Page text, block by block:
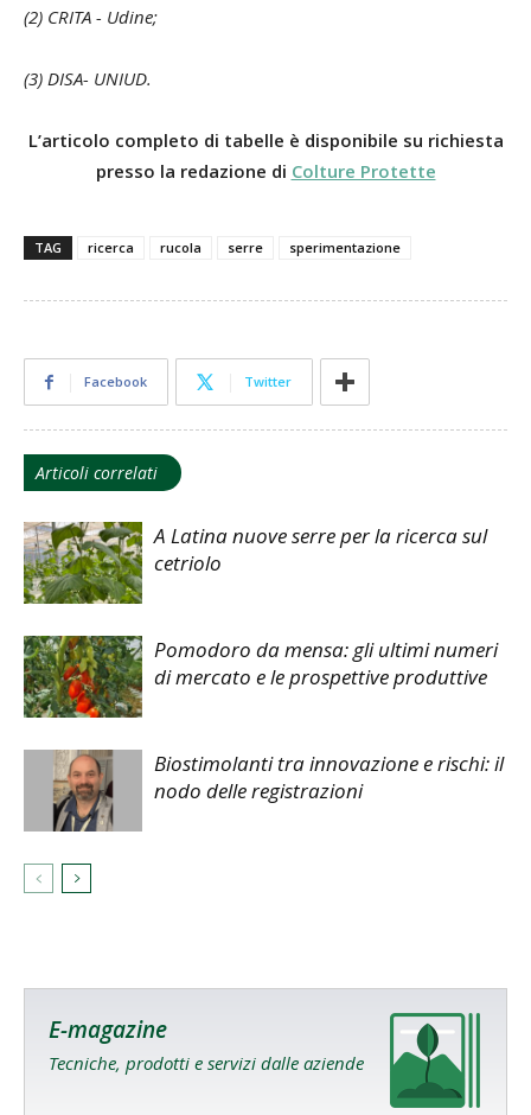
(2) CRITA - Udine;
(3) DISA- UNIUD.
L’articolo completo di tabelle è disponibile su richiesta
presso la redazione di Colture Protette
TAG ricerca rucola serre sperimentazione
Facebook Twitter
Articoli correlati
A Latina nuove serre per la ricerca sul
cetriolo
Pomodoro da mensa: gli ultimi numeri
di mercato e le prospettive produttive
Biostimolanti tra innovazione e rischi: il
nodo delle registrazioni
E-magazine
Tecniche, prodotti e servizi dalle aziende